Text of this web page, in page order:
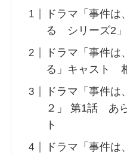
ドラマ「事件は
る シリーズ2
ドラマ「事件は
る」キャスト
ドラマ「事件は
２」 第1話 あ
ト
ドラマ「事件は